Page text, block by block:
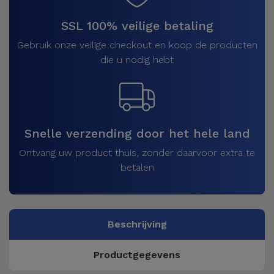
SSL 100% veilige betaling
Gebruik onze veilige checkout en koop de producten
die u nodig hebt
Snelle verzending door het hele land
Ontvang uw product thuis, zonder daarvoor extra te
betalen
Beschrijving
Productgegevens